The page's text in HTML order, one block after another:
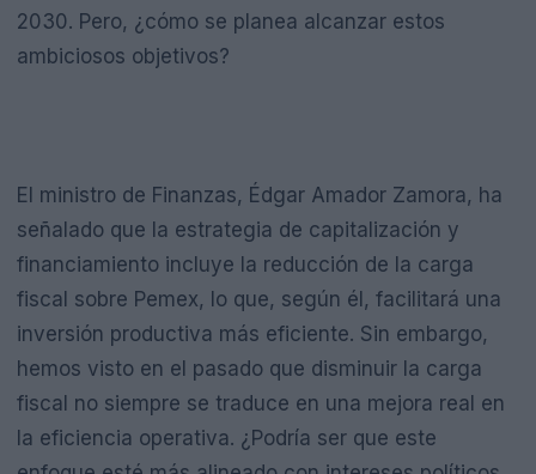
2030. Pero, ¿cómo se planea alcanzar estos
ambiciosos objetivos?
El ministro de Finanzas, Édgar Amador Zamora, ha
señalado que la estrategia de capitalización y
financiamiento incluye la reducción de la carga
fiscal sobre Pemex, lo que, según él, facilitará una
inversión productiva más eficiente. Sin embargo,
hemos visto en el pasado que disminuir la carga
fiscal no siempre se traduce en una mejora real en
la eficiencia operativa. ¿Podría ser que este